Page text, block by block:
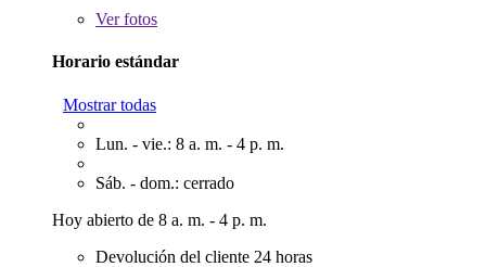
Verfotos
Horario estándar
Mostrar todas
Lun. - vie.: 8 a. m. - 4 p. m.
Sáb. - dom.: cerrado
Hoy abierto de 8 a. m. - 4 p. m.
Devolución del cliente 24 horas